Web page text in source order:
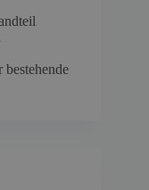
bestehende